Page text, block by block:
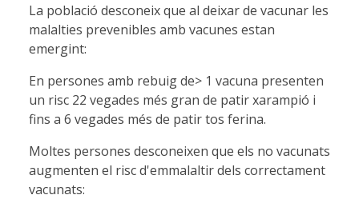
La població desconeix que al deixar de vacunar les
malalties prevenibles amb vacunes estan
emergint:
En persones amb rebuig de> 1 vacuna presenten
un risc 22 vegades més gran de patir xarampió i
fins a 6 vegades més de patir tos ferina.
Moltes persones desconeixen que els no vacunats
augmenten el risc d'emmalaltir dels correctament
vacunats: